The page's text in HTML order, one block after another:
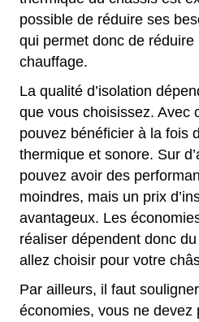
possible de réduire ses
qui permet donc de réduire
chauffage.
La qualité d’isolation
que vous choisissez. Avec
pouvez bénéficier à la fois
thermique et sonore. Sur
pouvez avoir des
moindres, mais un prix
avantageux. Les
réaliser dépendent donc
allez choisir pour votre
Par ailleurs, il faut
économies, vous ne devez